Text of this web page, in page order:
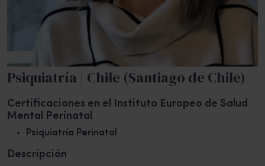
Psiquiatría | Chile (Santiago de Chile)
Certificaciones en el Instituto Europeo de Salud
Mental Perinatal
Psiquiatría Perinatal
Descripción